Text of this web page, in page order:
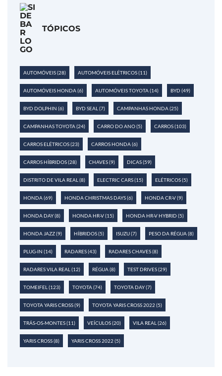
TÓPICOS
AUTOMÓVEIS(28) AUTOMÓVEIS ELÉTRICOS(11)
AUTOMÓVEIS HONDA(6) AUTOMÓVEIS TOYOTA(14) BYD (49)
BYD DOLPHIN (6) BYD SEAL (7) CAMPANHAS HONDA(25)
CAMPANHAS TOYOTA(24) CARRO DO ANO(5) CARROS(103)
CARROS ELÉTRICOS(23) CARROS HONDA(6)
CARROS HÍBRIDOS(28) CHAVES(9) DICAS(59)
DISTRITO DE VILA REAL (8) ELECTRIC CARS(15) ELÉTRICOS(5)
HONDA(69) HONDA CHRISTMAS DAYS(6) HONDA CR-V(9)
HONDA DAY(8) HONDA HR-V(15) HONDA HR-V HYBRID (5)
HONDA JAZZ(9) HÍBRIDOS(5) ISUZU(7) PESO DA RÉGUA(8)
PLUG-IN (14) RADARES(43) RADARES CHAVES(8)
RADARES VILA REAL (12) RÉGUA(8) TEST DRIVES(29)
TOMEIFEL (123) TOYOTA(74) TOYOTA DAY(7)
TOYOTA YARIS CROSS(9) TOYOTA YARIS CROSS 2022 (5)
TRÁS-OS-MONTES(11) VEÍCULOS(20) VILA REAL (26)
YARIS CROSS(8) YARIS CROSS 2022 (5)